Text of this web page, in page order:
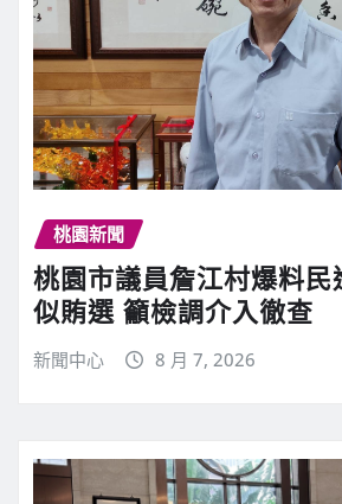
桃園新聞
桃園市議員詹江村爆料民
似賄選 籲檢調介入徹查
新聞中心 8 月 7, 2026